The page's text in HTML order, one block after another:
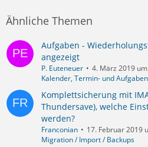
Ähnliche Themen
Aufgaben -
angezeigt
P. Euteneuer
4. März 2019
Kalender, Termin- und
Komplettsicherung mit
Thundersave), welche
werden?
Franconian
17. Februar 2019
Migration / Import / Backups